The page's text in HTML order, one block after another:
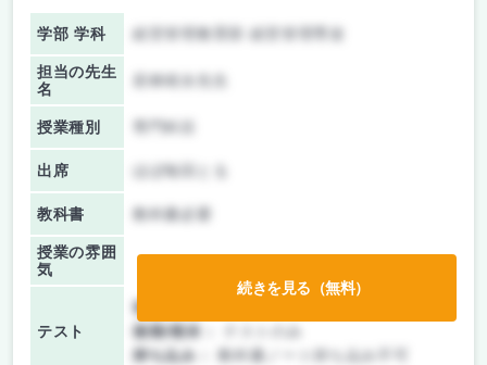
学部 学科
担当の先生
名
若林靖永先生
授業種別
出席 ほぼ毎回とる
教科書 教科書必要
授業の雰囲
気
テスト
前期/中間：
後期/期末：
持ち込み：
教科書ノート持ち込み不可
続きを見る（無料）